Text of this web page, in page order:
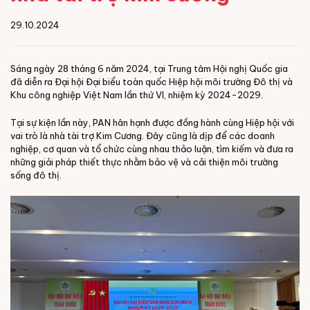
29.10.2024
Sáng ngày 28 tháng 6 năm 2024, tại Trung tâm Hội nghị Quốc gia
đã diễn ra Đại hội Đại biểu toàn quốc Hiệp hội môi trường Đô thị và
Khu công nghiệp Việt Nam lần thứ VI, nhiệm kỳ 2024-2029.
Tại sự kiện lần này, PAN hân hạnh được đồng hành cùng Hiệp hội với
vai trò là nhà tài trợ Kim Cương. Đây cũng là dịp để các doanh
nghiệp, cơ quan và tổ chức cùng nhau thảo luận, tìm kiếm và đưa ra
những giải pháp thiết thực nhằm bảo vệ và cải thiện môi trường
sống đô thị.